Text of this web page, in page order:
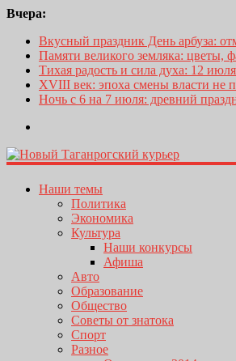
Вчера:
Вкусный праздник День арбуза:
Памяти великого земляка: цветы,
Тихая радость и сила духа: 12
XVIII век: эпоха смены власти не
Ночь с 6 на 7 июля: древний
Наши темы
Политика
Экономика
Культура
Наши конкурсы
Афиша
Авто
Образование
Общество
Советы от знатока
Спорт
Разное